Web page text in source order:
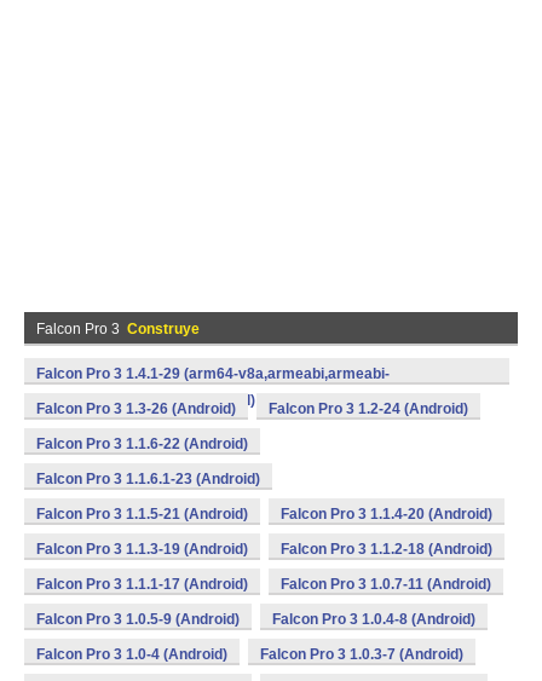
Falcon Pro 3 Construye
Falcon Pro 3 1.4.1-29 (arm64-v8a,armeabi,armeabi-
v7a,mips,x86,x86_64) (Android)
Falcon Pro 3 1.3-26 (Android) Falcon Pro 3 1.2-24 (Android)
Falcon Pro 3 1.1.6-22 (Android)
Falcon Pro 3 1.1.6.1-23 (Android)
Falcon Pro 3 1.1.5-21 (Android) Falcon Pro 3 1.1.4-20 (Android)
Falcon Pro 3 1.1.3-19 (Android) Falcon Pro 3 1.1.2-18 (Android)
Falcon Pro 3 1.1.1-17 (Android) Falcon Pro 3 1.0.7-11 (Android)
Falcon Pro 3 1.0.5-9 (Android) Falcon Pro 3 1.0.4-8 (Android)
Falcon Pro 3 1.0-4 (Android) Falcon Pro 3 1.0.3-7 (Android)